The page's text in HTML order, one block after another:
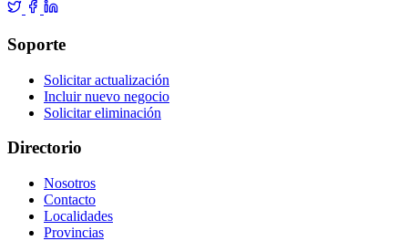
Soporte
Solicitar actualización
Incluir nuevo negocio
Solicitar eliminación
Directorio
Nosotros
Contacto
Localidades
Provincias